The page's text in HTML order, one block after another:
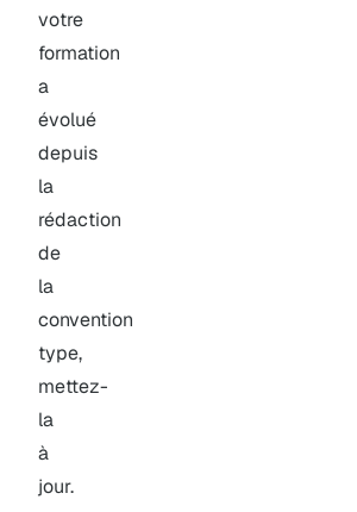
votre
formation
a
évolué
depuis
la
rédaction
de
la
convention
type,
mettez-
la
à
jour.